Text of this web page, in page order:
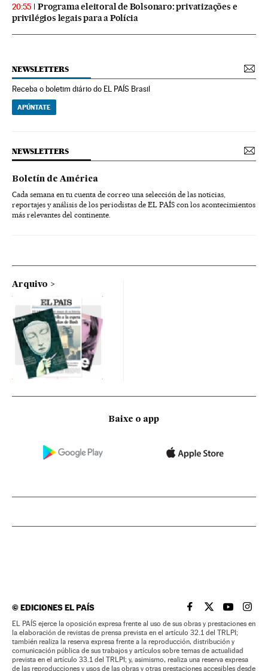
20:55
Programa eleitoral de Bolsonaro: privatizações e
privilégios legais para a Polícia
NEWSLETTERS
Receba o boletim diário do EL PAÍS Brasil
APÚNTATE
NEWSLETTERS
Boletín de América
Cada semana en tu cuenta de correo una selección de las noticias,
reportajes y análisis de los periodistas de EL PAÍS con los acontecimientos
más relevantes del continente.
Arquivo
Baixe o app
©EDICIONES EL PAÍS EL PAÍS BRASIL EN
EL PAÍSEL PAÍS
EL
EL PAÍS ejerce la oposición expresa frente al uso de sus obras y prestaciones en
la elaboración de revistas de prensa prevista en el artículo 32.1 del TRLPI;
también realiza la reserva expresa frente a la reproducción, distribución y
comunicación pública de sus trabajos y artículos sobre temas de actualidad
prevista en el artículo 33.1 del TRLPI; y, asimismo, realiza una reserva expresa
de las reproducciones y usos de las obras y otras prestaciones accesibles desde